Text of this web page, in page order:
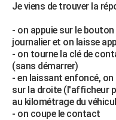
Je viens de trouver la
- on appuie sur le
journalier et on laisse
- on tourne la clé de
(sans démarrer)
- en laissant enfoncé,
sur la droite (l'afficheur
au kilométrage du
- on coupe le contact